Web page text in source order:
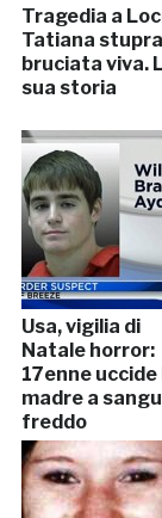
Tragedia a
Tatiana
bruciata viva.
sua storia
Usa, vigilia di
Natale horror:
17enne uccide
madre a
freddo